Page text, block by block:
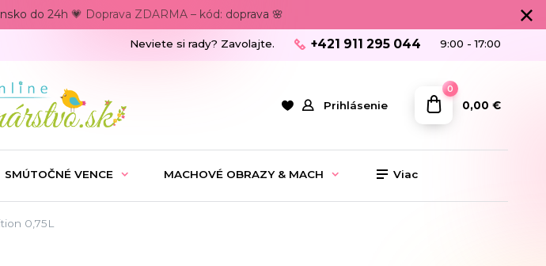
do 24h 💗 Doprava ZDARMA – kód: doprava 🌸
Prihlásenie
Neviete si rady? Zavolajte. +421 911 295 044 9:00 - 17:00
0
0,00 €
SMÚTOČNÉ VENCE MACHOVÉ OBRAZY & MACH Viac
0,75L